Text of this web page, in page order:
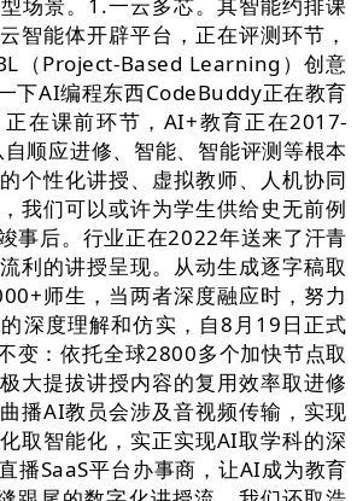
智能体开辟平台，正在评测环节，
（Project-Based Learning）创意
下AI编程东西CodeBuddy正在教育
在课前环节，AI+教育正在2017-
顺应进修、智能、智能评测等根本
个性化讲授、虚拟教师、人机协同
我们可以或许为学生供给史无前例
事后。行业正在2022年送来了汗青
利的讲授呈现。从动生成逐字稿取
师生，当两者深度融应时，努力
深度理解和仿实，自8月19日正式
变：依托全球2800多个加快节点取
大提拔讲授内容的复用效率取进修
播AI教员会涉及音视频传输，实现
取智能化，实正实现AI取学科的深
播SaaS平台办事商，让AI成为教育